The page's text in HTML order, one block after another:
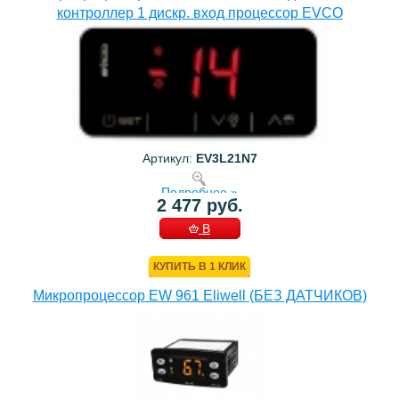
контроллер 1 дискр. вход процессор EVCO
Артикул: EV3L21N7
Подробнее »
2 477 руб.
В
КУПИТЬ В 1 КЛИК
Микропроцессор EW 961 Eliwell (БЕЗ ДАТЧИКОВ)